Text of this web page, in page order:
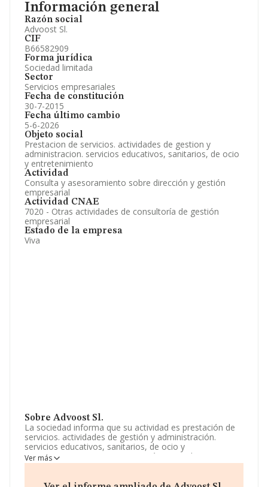
Información general
Razón social
Advoost Sl.
CIF
B66582909
Forma jurídica
Sociedad limitada
Sector
Servicios empresariales
Fecha de constitución
30-7-2015
Fecha último cambio
5-6-2026
Objeto social
Prestacion de servicios. actividades de gestion y
administracion. servicios educativos, sanitarios, de ocio
y entretenimiento
Actividad
Consulta y asesoramiento sobre dirección y gestión
empresarial
Actividad CNAE
7020 - Otras actividades de consultoría de gestión
empresarial
Estado de la empresa
Viva
Sobre Advoost Sl.
La sociedad informa que su actividad es prestación de
servicios. actividades de gestión y administración.
servicios educativos, sanitarios, de ocio y
entretenimiento. La empresa está registrada como
Sociedad Limitada. La actividad de referencia CNAE
Ver más